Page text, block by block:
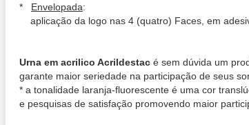
* Envelopada:
aplicação da logo nas 4 (quatro) Faces, em
Urna em acrilico Acrildestac é sem dúvida um
garante maior seriedade na participação de seus
* a tonalidade laranja-fluorescente é uma cor
e pesquisas de satisfação promovendo maior